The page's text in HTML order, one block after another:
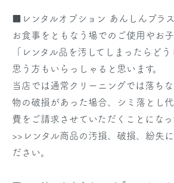
■レンタルオプション あんしんプラ
お食事をともなう場でのご使用やお
「レンタル品を汚してしまったらど
思う方もいらっしゃると思います。
当店では通常クリーニングでは落ち
物の破損があった場合、シミ落とし
費をご請求させていただくことになっ
>>レンタル商品の汚損、破損、紛失
ださい。